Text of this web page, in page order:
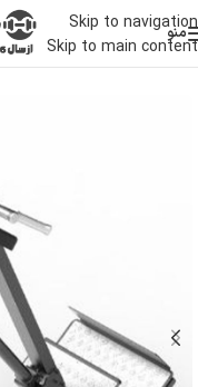
Skip to navigation
Skip to main content
منو
دستگاه بدنسازی